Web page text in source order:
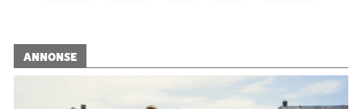
ANNONSE